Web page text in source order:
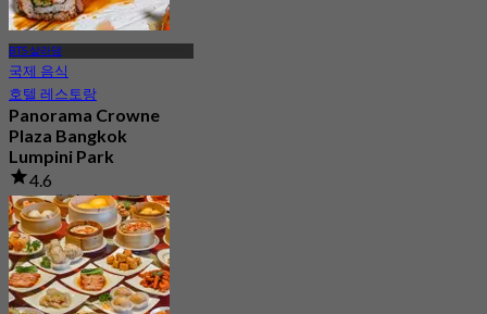
BTS 살라댕
국제 음식
호텔 레스토랑
Panorama Crowne
Plaza Bangkok
Lumpini Park
4.6
1.1K 예약됨
에서฿ 550